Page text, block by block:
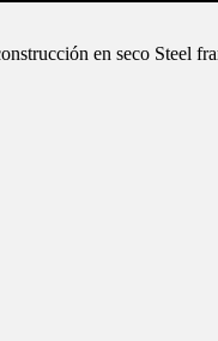
en seco Steel